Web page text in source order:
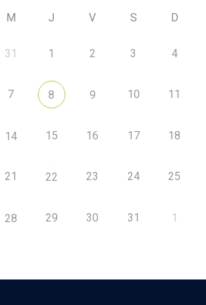
M J V S D
31 1 2 3 4
7 8 9 10 11
14 15 16 17 18
21 22 23 24 25
28 29 30 31 1